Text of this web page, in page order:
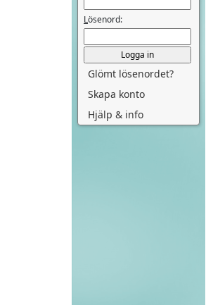
Lösenord:
Glömt lösenordet?
Skapa konto
Hjälp & info